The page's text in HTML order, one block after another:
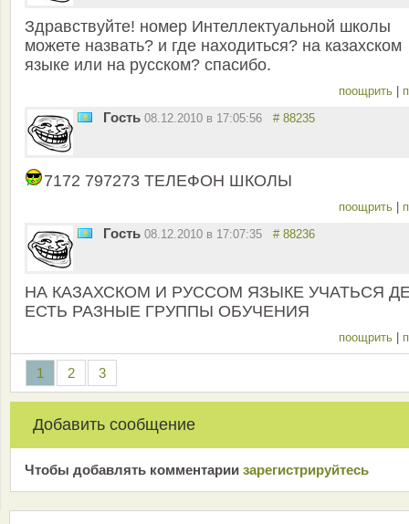
Здравствуйте! номер Интеллектуальной школы
можете назвать? и где находиться? на казахском
языке или на русском? спасибо.
поощрить
Гость 08.12.2010 в 17:05:56 # 88235
7172 797273 ТЕЛЕФОН ШКОЛЫ
поощрить
Гость 08.12.2010 в 17:07:35 # 88236
НА КАЗАХСКОМ И РУССОМ ЯЗЫКЕ УЧАТЬСЯ
ЕСТЬ РАЗНЫЕ ГРУППЫ ОБУЧЕНИЯ
поощрить
1 2 3
Добавить сообщение
Чтобы добавлять комментарии зарeгиcтрирyйтeсь